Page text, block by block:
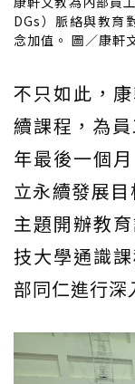
DGs）脈絡與教育
念加值。 圖／康軒
不只如此，
續課程，為
年最後一個
立永續發展目
主題開辦教
技大學通識
部同仁進行深